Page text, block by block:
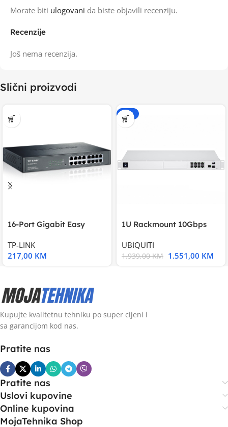
Recenzije
Još nema recenzija.
Morate biti ulogovani da biste objavili recenziju.
Slični proizvodi
16-Port Gigabit Easy
TP-LINK
217,00 KM
-20%
1U Rackmount 10Gbps
UBIQUITI
1.939,00KM 1.551,00 KM
Kupujte kvalitetnu tehniku po super cijeni i
sa garancijom kod nas.
Pratite nas
Pratite nas
Uslovi kupovine
Online kupovina
MojaTehnika Shop